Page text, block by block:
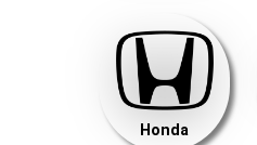
Honda